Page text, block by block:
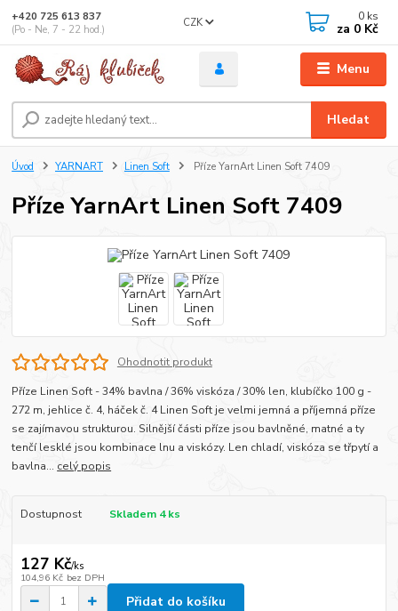
Menu
CZK
Hledat
+420 725 613 837
(Po - Ne, 7 - 22 hod.)
0 ks
za 0 Kč
Úvod YARNART Linen Soft Příze YarnArt Linen Soft 7409
Příze YarnArt Linen Soft 7409
Ohodnotit produkt
Příze Linen Soft - 34% bavlna / 36% viskóza / 30% len, klubíčko 100 g -
272 m, jehlice č. 4, háček č. 4 Linen Soft je velmi jemná a příjemná příze
se zajímavou strukturou. Silnější části příze jsou bavlněné, matné a ty
tenčí lesklé jsou kombinace lnu a viskózy. Len chladí, viskóza se třpytí a
bavlna... celý popis
Dostupnost Skladem 4 ks
127 Kč/ks
104,96 Kč bez DPH
Přidat do košíku